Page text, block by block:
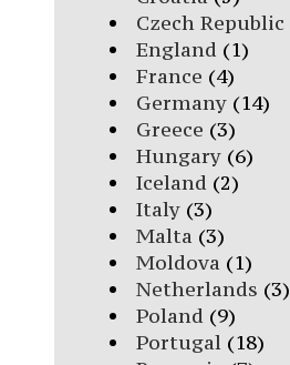
Czech Republic
England (1)
France (4)
Germany(14)
Greece (3)
Hungary(6)
Iceland (2)
Italy(3)
Malta (3)
Moldova (1)
Netherlands (3)
Poland (9)
Portugal(18)